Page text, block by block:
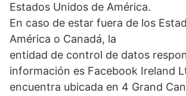
Estados Unidos de América.
En caso de estar fuera de los
América o Canadá, la
entidad de control de datos
información es Facebook Ireland
encuentra ubicada en 4 Grand